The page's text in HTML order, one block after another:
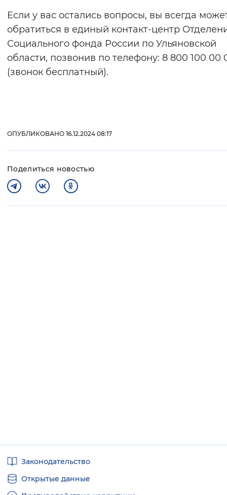
Если у вас остались вопросы, вы всегда
обратиться в единый контакт-центр
Социального фонда России по Ульяновской
области, позвонив по телефону: 8 800 100 00
(звонок бесплатный).
ОПУБЛИКОВАНО 16.12.2024 08:17
Поделиться новостью
ссылкиЗаконодательство
Открытые данные